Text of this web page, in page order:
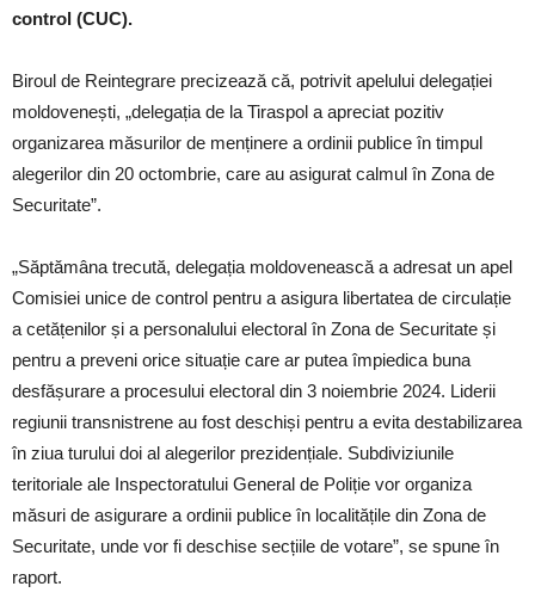
control (CUC).
Biroul de Reintegrare precizează că, potrivit apelului delegației
moldovenești, „delegația de la Tiraspol a apreciat pozitiv
organizarea măsurilor de menținere a ordinii publice în timpul
alegerilor din 20 octombrie, care au asigurat calmul în Zona de
Securitate”.
„Săptămâna trecută, delegația moldovenească a adresat un apel
Comisiei unice de control pentru a asigura libertatea de circulație
a cetățenilor și a personalului electoral în Zona de Securitate și
pentru a preveni orice situație care ar putea împiedica buna
desfășurare a procesului electoral din 3 noiembrie 2024. Liderii
regiunii transnistrene au fost deschiși pentru a evita destabilizarea
în ziua turului doi al alegerilor prezidențiale. Subdiviziunile
teritoriale ale Inspectoratului General de Poliție vor organiza
măsuri de asigurare a ordinii publice în localitățile din Zona de
Securitate, unde vor fi deschise secțiile de votare”, se spune în
raport.